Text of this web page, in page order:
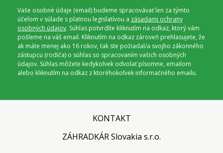
Vaše osobné údaje (email) budeme spracovávať len za týmto
účelom v súlade s platnou legislatívou a zásadami ochrany
osobných údajov. Súhlas potvrdíte kliknutím na odkaz, ktorý vám
pošleme na váš email. Kliknutím na odkaz zároveň prehlasujete, že
ak máte menej ako 16 rokov, tak ste požiadal/a svojho zákonného
zástupcu (rodiča) o súhlas so spracovaním vašich osobných
údajov. Súhlas môžete kedykoľvek odvolať písomne, emailom
alebo kliknutím na odkaz z ktoréhokoľvek informačného emailu.
KONTAKT
ZÁHRADKÁR Slovakia s.r.o.